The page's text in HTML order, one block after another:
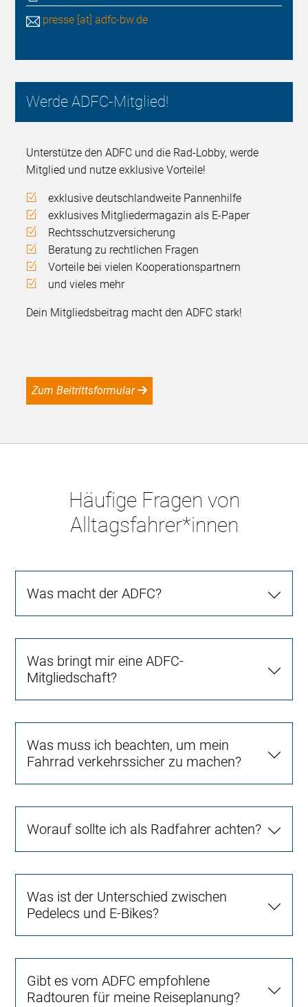
presse [at] adfc-bw.de
Werde ADFC-Mitglied!
Unterstütze den ADFC und die Rad-Lobby, werde
Mitglied und nutze exklusive Vorteile!
exklusive deutschlandweite Pannenhilfe
exklusives Mitgliedermagazin als E-Paper
Rechtsschutzversicherung
Beratung zu rechtlichen Fragen
Vorteile bei vielen Kooperationspartnern
und vieles mehr
Dein Mitgliedsbeitrag macht den ADFC stark!
Zum Beitrittsformular
Häufige Fragen von
Alltagsfahrer*innen
Was macht der ADFC?
Was bringt mir eine ADFC-
Mitgliedschaft?
Was muss ich beachten, um mein
Fahrrad verkehrssicher zu machen?
Worauf sollte ich als Radfahrer achten?
Was ist der Unterschied zwischen
Pedelecs und E-Bikes?
Gibt es vom ADFC empfohlene
Radtouren für meine Reiseplanung?